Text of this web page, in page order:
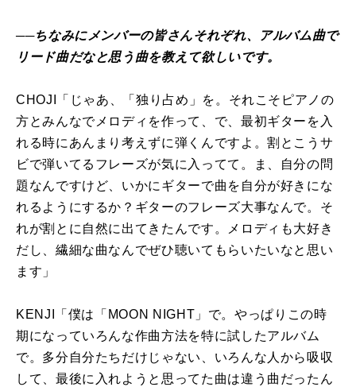
──ちなみにメンバーの皆さんそれぞれ、アルバム曲で
リード曲だなと思う曲を教えて欲しいです。
CHOJI「じゃあ、「独り占め」を。それこそピアノの
方とみんなでメロディを作って、で、最初ギターを入
れる時にあんまり考えずに弾くんですよ。割とこうサ
ビで弾いてるフレーズが気に入ってて。ま、自分の問
題なんですけど、いかにギターで曲を自分が好きにな
れるようにするか？ギターのフレーズ大事なんで。そ
れが割とに自然に出てきたんです。メロディも大好き
だし、繊細な曲なんでぜひ聴いてもらいたいなと思い
ます」
KENJI「僕は「MOON NIGHT」で。やっぱりこの時
期になっていろんな作曲方法を特に試したアルバム
で。多分自分たちだけじゃない、いろんな人から吸収
して、最後に入れようと思ってた曲は違う曲だったん